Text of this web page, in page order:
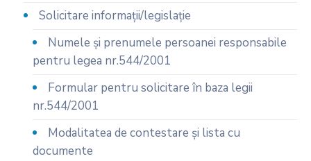
Solicitare informații/legislație
Numele și prenumele persoanei responsabile
pentru legea nr.544/2001
Formular pentru solicitare în baza legii
nr.544/2001
Modalitatea de contestare și lista cu
documente